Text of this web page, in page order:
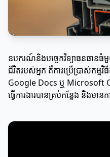
ឧបករណ៍និងបច្ចេកវិទ្យាធនធានធំមួ
ជីវិតរបស់អ្នក គឺការប្រើប្រាស់កម្
Google Docs ឬ Microsoft
ធ្វើការងារបានគ្រប់កន្លែង និង